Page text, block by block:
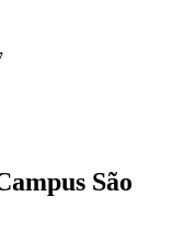
São